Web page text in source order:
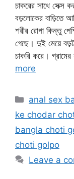
চাকরের সাথে সেক্স
বড়লোকের বাড়িতে
শরীর রোগা কিন্তু
গেছে। দুই মেয়ে
চাকরি করে।
more
Categories
anal sex
ke chodar
bangla choti
choti golpo
Leave a